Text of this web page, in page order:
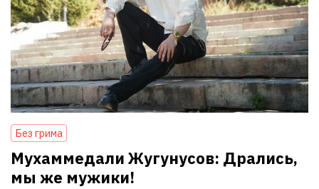
Без грима
Мухаммедали Жугунусов: Дрались,
мы же мужики!